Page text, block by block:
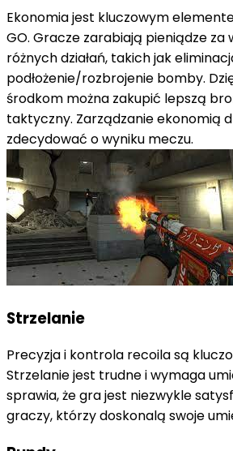
Ekonomia jest kluczowym
GO. Gracze zarabiają pieniądze za
różnych działań, takich jak
podłożenie/rozbrojenie bomby.
środkom można zakupić lepszą
taktyczny. Zarządzanie ekonomią
zdecydować o wyniku meczu.
Strzelanie
Precyzja i kontrola recoila są
Strzelanie jest trudne i wymaga
sprawia, że gra jest niezwykle
graczy, którzy doskonalą swoje